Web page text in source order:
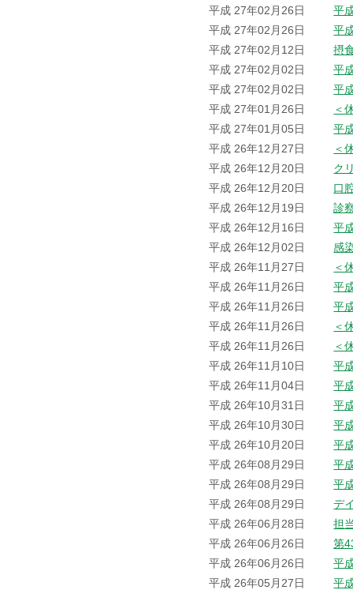
平成 27年02月26日
平
平成 27年02月26日
平
平成 27年02月12日
摂
平成 27年02月02日
平
平成 27年02月02日
平
平成 27年01月26日
＜
平成 27年01月05日
平
平成 26年12月27日
＜
平成 26年12月20日
ク
平成 26年12月20日
口
平成 26年12月19日
診
平成 26年12月16日
平
平成 26年12月02日
感
平成 26年11月27日
＜
平成 26年11月26日
平
平成 26年11月26日
平
平成 26年11月26日
＜
平成 26年11月26日
＜
平成 26年11月10日
平
平成 26年11月04日
平
平成 26年10月31日
平
平成 26年10月30日
平
平成 26年10月20日
平
平成 26年08月29日
平
平成 26年08月29日
平
平成 26年08月29日
デ
平成 26年06月28日
担
平成 26年06月26日
第
平成 26年06月26日
平
平成 26年05月27日
平